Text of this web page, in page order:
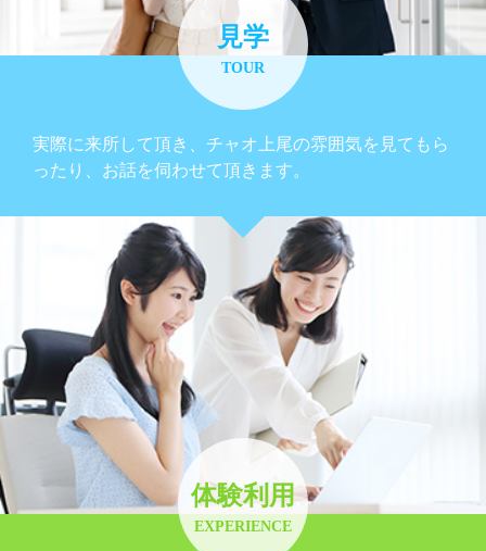
見学
TOUR
実際に来所して頂き、チャオ上尾の雰囲気を見てもら
ったり、お話を伺わせて頂きます。
体験利用
EXPERIENCE